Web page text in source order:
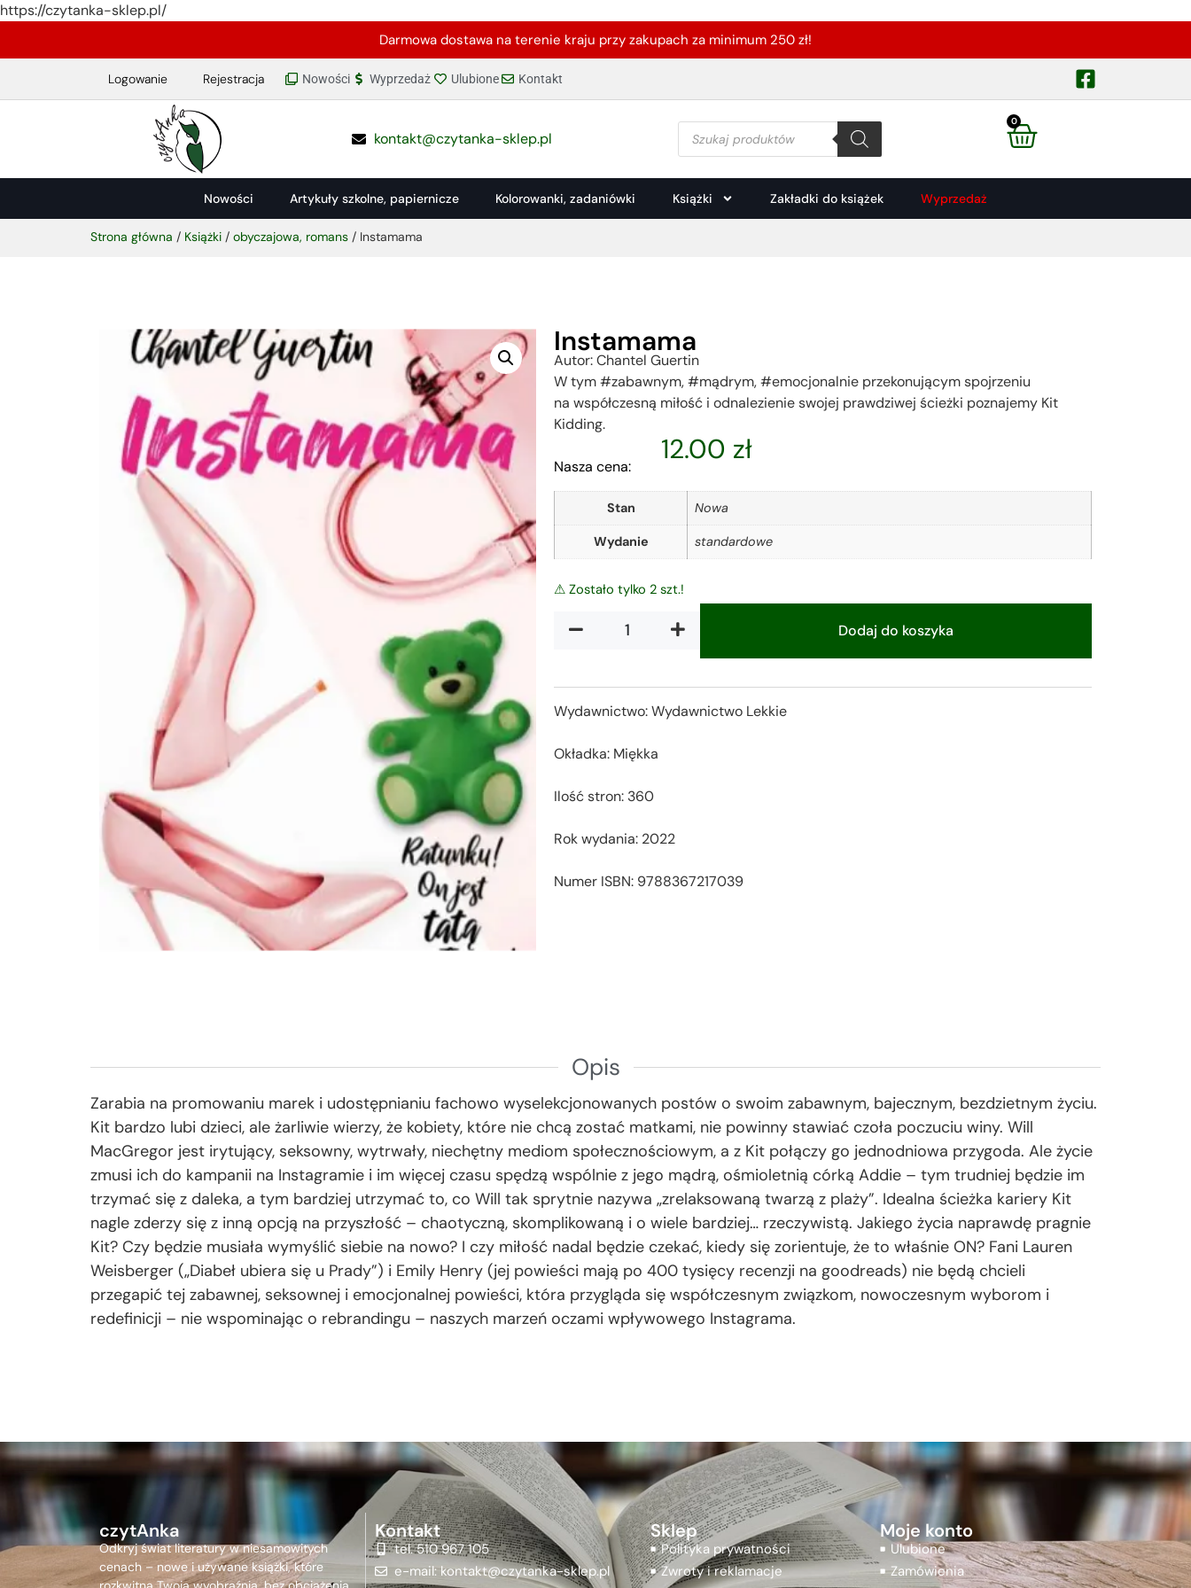
https://czytanka-sklep.pl/
Darmowa dostawa na terenie kraju przy zakupach za minimum 250 zł!
Logowanie Rejestracja Nowości Wyprzedaż Ulubione Kontakt
kontakt@czytanka-sklep.pl
0
Nowości Artykuły szkolne, papiernicze Kolorowanki, zadaniówki Książki Zakładki do książek Wyprzedaż
Strona główna / Książki / obyczajowa, romans / Instamama
Instamama
Autor: Chantel Guertin
W tym #zabawnym, #mądrym, #emocjonalnie przekonującym spojrzeniu
na współczesną miłość i odnalezienie swojej prawdziwej ścieżki poznajemy Kit
Kidding.
Nasza cena:
12.00 zł
Stan Nowa
Wydanie standardowe
⚠ Zostało tylko 2 szt.!
Dodaj do koszyka
Wydawnictwo: Wydawnictwo Lekkie
Okładka: Miękka
Ilość stron: 360
Rok wydania: 2022
Numer ISBN: 9788367217039
Opis
Zarabia na promowaniu marek i udostępnianiu fachowo wyselekcjonowanych postów o swoim zabawnym, bajecznym, bezdzietnym życiu.
Kit bardzo lubi dzieci, ale żarliwie wierzy, że kobiety, które nie chcą zostać matkami, nie powinny stawiać czoła poczuciu winy. Will
MacGregor jest irytujący, seksowny, wytrwały, niechętny mediom społecznościowym, a z Kit połączy go jednodniowa przygoda. Ale życie
zmusi ich do kampanii na Instagramie i im więcej czasu spędzą wspólnie z jego mądrą, ośmioletnią córką Addie – tym trudniej będzie im
trzymać się z daleka, a tym bardziej utrzymać to, co Will tak sprytnie nazywa „zrelaksowaną twarzą z plaży”. Idealna ścieżka kariery Kit
nagle zderzy się z inną opcją na przyszłość – chaotyczną, skomplikowaną i o wiele bardziej… rzeczywistą. Jakiego życia naprawdę pragnie
Kit? Czy będzie musiała wymyślić siebie na nowo? I czy miłość nadal będzie czekać, kiedy się zorientuje, że to właśnie ON? Fani Lauren
Weisberger („Diabeł ubiera się u Prady”) i Emily Henry (jej powieści mają po 400 tysięcy recenzji na goodreads) nie będą chcieli
przegapić tej zabawnej, seksownej i emocjonalnej powieści, która przygląda się współczesnym związkom, nowoczesnym wyborom i
redefinicji – nie wspominając o rebrandingu – naszych marzeń oczami wpływowego Instagrama.
czytAnka
Odkryj świat literatury w niesamowitych
cenach – nowe i używane książki, które
Kontakt
tel. 510 967 105
e-mail: kontakt@czytanka-sklep.pl
Sklep
Polityka prywatności
Zwroty i reklamacje
Moje konto
Ulubione
Zamówienia